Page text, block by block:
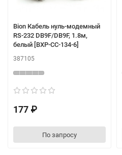
Bion Кабель нуль-модемный
RS-232 DB9F/DB9F, 1.8м,
белый [BXP-CC-134-6]
387105
177 ₽
По запросу